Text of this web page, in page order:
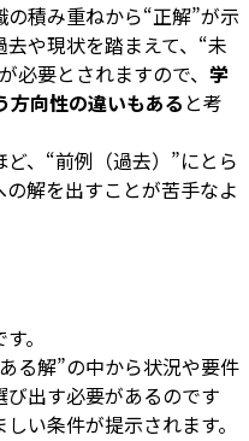
積み重ねから“正解”が示
や現状を踏まえて、“未
必要とされますので、 学
方向性の違いもある と考
、“前例（過去）”にとら
解を出すことが苦手なよ
。
る解”の中から状況や要件
出す必要があるのです
い条件が提示されます。